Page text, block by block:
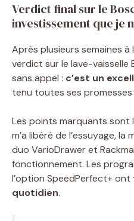
Verdict final sur le
investissement que je
Après plusieurs semaines
verdict sur le lave-vaisselle
sans appel : c’est un
tenu toutes ses
Les points marquants sont
m’a libéré de l’essuyage,
duo VarioDrawer et
fonctionnement. Les
l’option SpeedPerfect+ ont
quotidien.